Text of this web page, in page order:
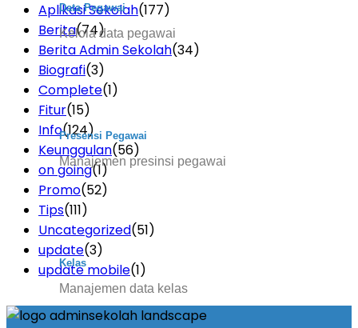
Data Pegawai
Kelola data pegawai
Presensi Pegawai
Manajemen presinsi pegawai
Kelas
Manajemen data kelas
Aplikasi Sekolah(177)
Berita(74)
Berita Admin Sekolah(34)
Biografi(3)
Complete(1)
Fitur(15)
Info(124)
Keunggulan(56)
on going(1)
Promo(52)
Tips(111)
Uncategorized(51)
update(3)
update mobile(1)